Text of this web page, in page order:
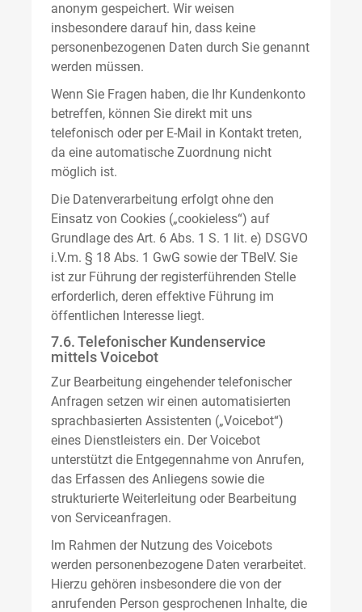
anonym gespeichert. Wir weisen
insbesondere darauf hin, dass keine
personenbezogenen Daten durch Sie genannt
werden müssen.
Wenn Sie Fragen haben, die Ihr Kundenkonto
betreffen, können Sie direkt mit uns
telefonisch oder per E-Mail in Kontakt treten,
da eine automatische Zuordnung nicht
möglich ist.
Die Datenverarbeitung erfolgt ohne den
Einsatz von Cookies („cookieless“) auf
Grundlage des Art. 6 Abs. 1 S. 1 lit. e) DSGVO
i.V.m. § 18 Abs. 1 GwG sowie der TBelV. Sie
ist zur Führung der registerführenden Stelle
erforderlich, deren effektive Führung im
öffentlichen Interesse liegt.
7.6. Telefonischer Kundenservice
mittels Voicebot
Zur Bearbeitung eingehender telefonischer
Anfragen setzen wir einen automatisierten
sprachbasierten Assistenten („Voicebot“)
eines Dienstleisters ein. Der Voicebot
unterstützt die Entgegennahme von Anrufen,
das Erfassen des Anliegens sowie die
strukturierte Weiterleitung oder Bearbeitung
von Serviceanfragen.
Im Rahmen der Nutzung des Voicebots
werden personenbezogene Daten verarbeitet.
Hierzu gehören insbesondere die von der
anrufenden Person gesprochenen Inhalte, die